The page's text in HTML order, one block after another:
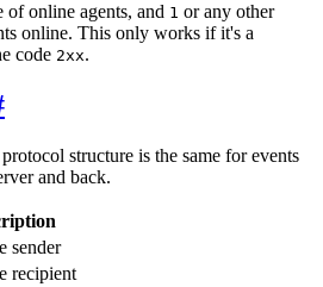
of online agents, and 1 or any other
online. This only works if it's a
code 2xx.
structure is the same for events
and back.
sender
recipient